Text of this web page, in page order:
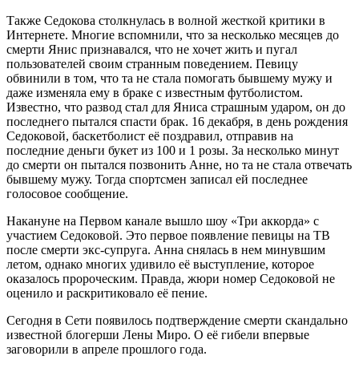
Также Седокова столкнулась в волной жесткой критики в
Интернете. Многие вспомнили, что за несколько месяцев до
смерти Янис признавался, что не хочет жить и пугал
пользователей своим странным поведением. Певицу
обвинили в том, что та не стала помогать бывшему мужу и
даже изменяла ему в браке с известным футболистом.
Известно, что развод стал для Яниса страшным ударом, он до
последнего пытался спасти брак. 16 декабря, в день рождения
Седоковой, баскетболист её поздравил, отправив на
последние деньги букет из 100 и 1 розы. За несколько минут
до смерти он пытался позвонить Анне, но та не стала отвечать
бывшему мужу. Тогда спортсмен записал ей последнее
голосовое сообщение.
Накануне на Первом канале вышло шоу «Три аккорда» с
участием Седоковой. Это первое появление певицы на ТВ
после смерти экс-супруга. Анна снялась в нем минувшим
летом, однако многих удивило её выступление, которое
оказалось пророческим. Правда, жюри номер Седоковой не
оценило и раскритиковало её пение.
Сегодня в Сети появилось подтверждение смерти скандально
известной блогерши Лены Миро. О её гибели впервые
заговорили в апреле прошлого года.